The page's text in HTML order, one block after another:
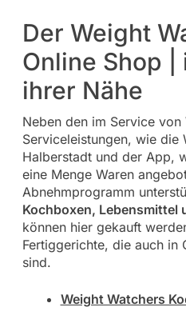
Der Weight
Online Shop |
ihrer Nähe
Neben den im Service
Serviceleistungen, wie die
Halberstadt und der App,
eine Menge Waren
Abnehmprogramm
Kochboxen, Lebensmittel
können hier gekauft
Fertiggerichte, die auch in
sind.
Weight Watchers